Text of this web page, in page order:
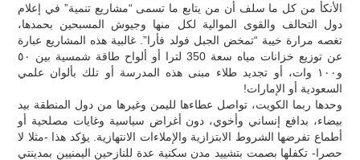
الأنكأ من كل ما سلف أن من يتابع ما تسمى “مشاريع تنمية” في إعلام
دول التحالف والقوى الموالية لكل منها وجيوش المسبحين بحمدها،
تغصه مرارة خيبة “تمخض الجبل فولد فأرا”. غالبية هذه المشاريع عبارة
عن توزيع خزانات مياه سعة 350 لترا أو ألواح طاقة شمسية بين ٥٠
و١٠٠ وات، أو تجديد طلاء مبنى هذه المدرسة أو تلك بألوان علمي
السعودية أو الإمارات!
وحدها ربما الكويت، تواصل عطاءها لليمن وغيرها من دول المنطقة بيد
بيضاء، بدافع إنساني وأخوي، دون أغراض سياسية وغايات مصلحية أو
أطماع تفرضها الشروط الابتزازية والإملاءات الانتهازية. يؤكد هذا -مثلا لا
حصرا- تكفلها بصمت بتشييد مدن سكنية عدة للنازحين اليمنيين بمدينتي